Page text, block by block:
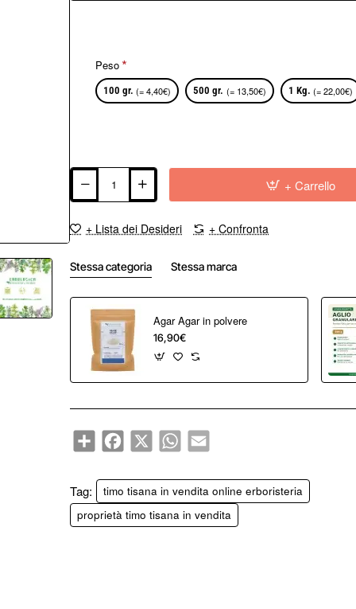
Peso
100 gr. (= 4,40€) 500 gr. (= 13,50€) 1 Kg. (= 22,00€)
+ Carrello
+ Lista dei Desideri + Confronta
Stessa categoria Stessa marca
Agar Agar in polvere
16,90€
ShareFacebook
X WhatsAppEmail
Tag:
timo tisana in vendita online erboristeria
proprietà timo tisana in vendita